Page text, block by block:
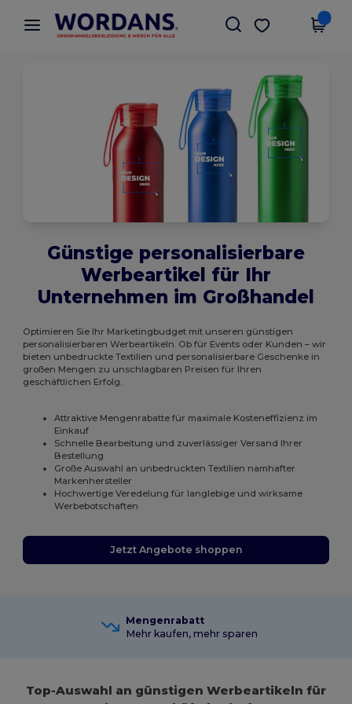
× Wordans App
Bessere Preise in der App!
App holen
Günstige personalisierbare
Werbeartikel für Ihr
Unternehmen im Großhandel
Optimieren Sie Ihr Marketingbudget mit unseren günstigen
personalisierbaren Werbeartikeln. Ob für Events oder Kunden – wir
bieten unbedruckte Textilien und personalisierbare Geschenke in
großen Mengen zu unschlagbaren Preisen für Ihren
geschäftlichen Erfolg.
Attraktive Mengenrabatte für maximale Kosteneffizienz im
Einkauf
Schnelle Bearbeitung und zuverlässiger Versand Ihrer
Bestellung
Große Auswahl an unbedruckten Textilien namhafter
Markenhersteller
Hochwertige Veredelung für langlebige und wirksame
Werbebotschaften
Jetzt Angebote shoppen
Mengenrabatt
Mehr kaufen, mehr sparen
Top-Auswahl an günstigen Werbeartikeln für